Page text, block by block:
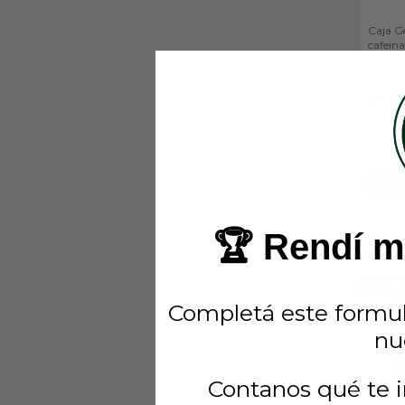
Caja
depósito
🏆 Rendí
Completá este
Contanos qué te